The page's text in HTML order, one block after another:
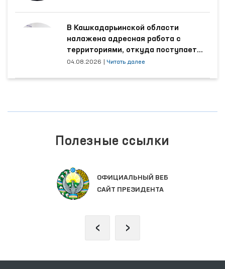
В Кашкадарьинской области
налажена адресная работа с
территориями, откуда поступает
наибольшее количество обращений
04.08.2026 Читать далее
Полезные ссылки
ОФИЦИАЛЬНЫЙ ВЕБ
САЙТ ПРЕЗИДЕНТА
‹ ›